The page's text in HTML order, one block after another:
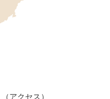
（アクセス ）